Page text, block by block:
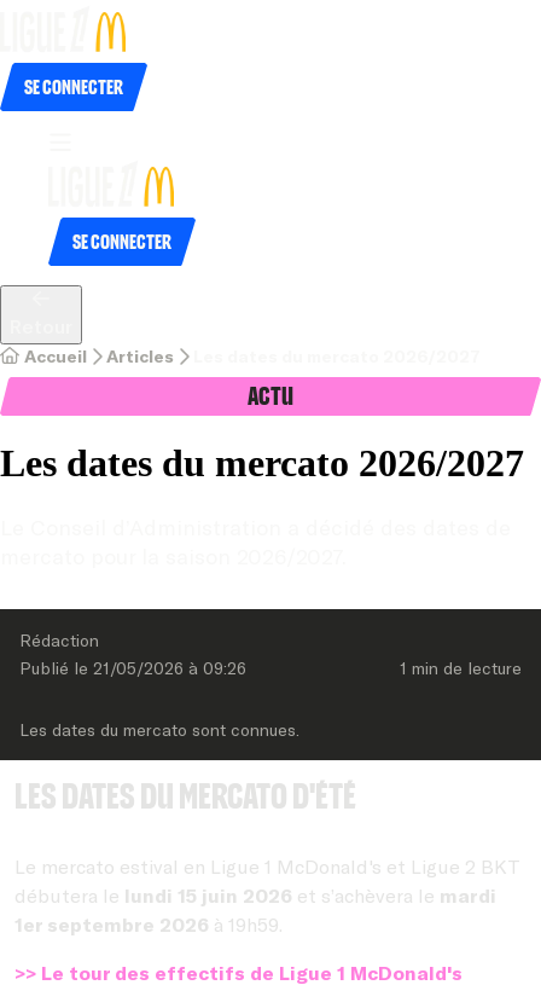
Se connecter
Se connecter
Accueil Articles
Actu
Les dates du mercato 2026/2027
Rédaction
Publié le 21/05/2026 à 09:26 1 min de lecture
Les dates du mercato sont connues.
Les dates du mercato d'été
Le mercato estival en Ligue 1 McDonald's et Ligue 2 BKT
débutera le lundi 15 juin 2026 et s’achèvera le mardi
1er septembre 2026 à 19h59.
>> Le tour des effectifs de Ligue 1 McDonald's